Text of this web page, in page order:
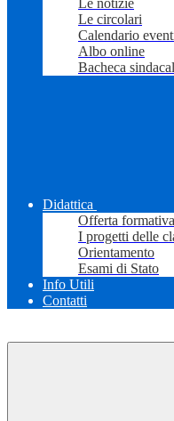
Le notizie
Le circolari
Calendario
Albo online
Bacheca
Didattica
Offerta formativa
I progetti delle
Orientamento
Esami di Stato
Info Utili
Contatti